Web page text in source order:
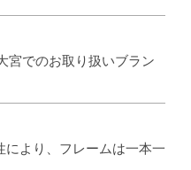
宮でのお取り扱いブラン
より、フレームは一本一